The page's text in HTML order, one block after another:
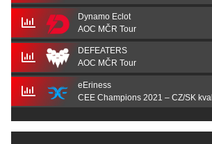
Dynamo Eclot
AOC MČR Tour
DEFEATERS
AOC MČR Tour
eEriness
CEE Champions 2021 – CZ/SK